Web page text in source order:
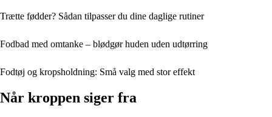
Trætte fødder? Sådan tilpasser du dine daglige rutiner
Fodbad med omtanke – blødgør huden uden udtørring
Fodtøj og kropsholdning: Små valg med stor effekt
Når kroppen siger fra